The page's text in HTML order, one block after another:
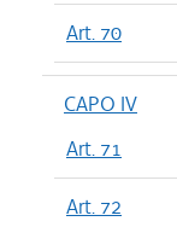
Art. 70
CAPO IV
Art. 71
Art. 72